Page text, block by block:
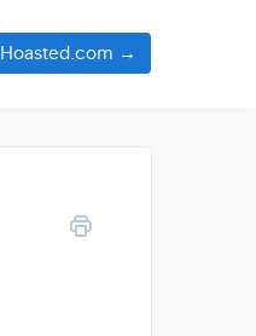
Hoasted.com →